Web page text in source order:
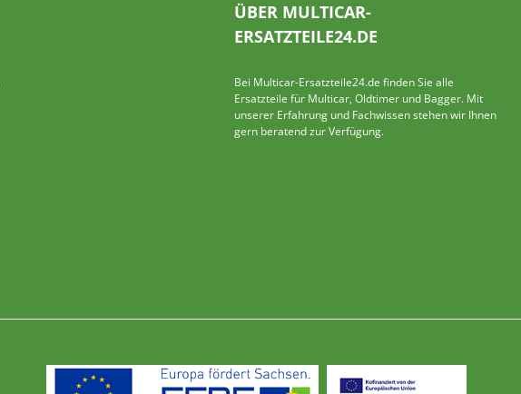
ÜBER MULTICAR-
ERSATZTEILE24.DE
Bei Multicar-Ersatzteile24.de finden Sie alle
Ersatzteile für Multicar, Oldtimer und Bagger. Mit
unserer Erfahrung und Fachwissen stehen wir Ihnen
gern beratend zur Verfügung.